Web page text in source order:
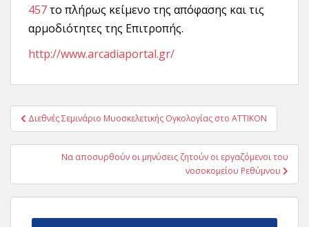
457το πλήρως κείμενο της απόφασης και τις
αρμοδιότητες της Επιτροπής.
http://www.arcadiaportal.gr/
Πλοήγηση
άρθρων
Διεθνές Σεμινάριο Μυοσκελετικής Ογκολογίας στο ΑΤΤΙΚΟΝ
Να αποσυρθούν οι μηνύσεις ζητούν οι εργαζόμενοι του
νοσοκομείου Ρεθύμνου